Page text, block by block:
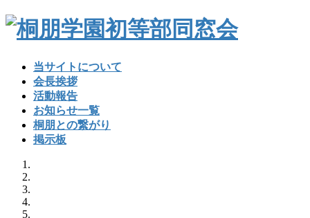
コ
ナ
当サイトについて
会長挨拶
活動報告
お知らせ一覧
桐朋との繋がり
掲示板